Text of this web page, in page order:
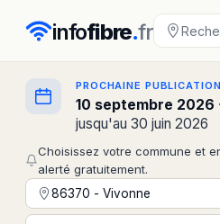
infofibre.fr
PROCHAINE PUBLICATION
10 septembre 2026
jusqu'au 30 juin 2026
Choisissez votre commune et
alerté gratuitement.